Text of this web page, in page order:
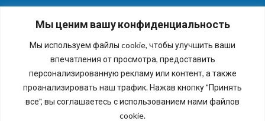
Мы ценим вашу конфиденциальность
Мы используем файлы cookie, чтобы улучшить ваши
впечатления от просмотра, предоставить
персонализированную рекламу или контент, а также
проанализировать наш трафик. Нажав кнопку "Принять
все", вы соглашаетесь с использованием нами файлов
cookie.
Последние номера наших газет